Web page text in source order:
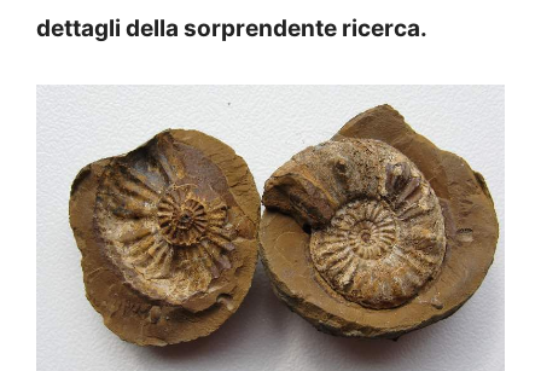
dettagli della sorprendente ricerca.